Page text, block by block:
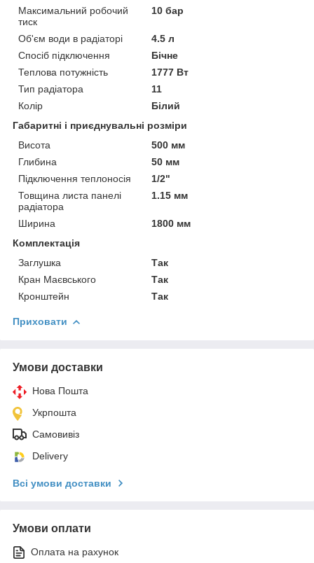
Максимальний робочий
тиск
10 бар
Об'єм води в радіаторі
4.5 л
Спосіб підключення
Бічне
Теплова потужність
1777 Вт
Тип радіатора
11
Колір
Білий
Габаритні і приєднувальні розміри
Висота
500 мм
Глибина
50 мм
Підключення теплоносія
1/2"
Товщина листа панелі
радіатора
1.15 мм
Ширина
1800 мм
Комплектація
Заглушка
Так
Кран Маєвського
Так
Кронштейн
Так
Приховати
Умови доставки
Нова Пошта
Укрпошта
Самовивіз
Delivery
Всі умови доставки
Умови оплати
Оплата на рахунок